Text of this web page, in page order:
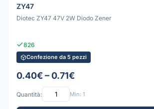
ZY47
Diotec ZY47 47V 2W Diodo Zener
826
Confezione da 5 pezzi
0.40€ – 0.71€
Quantità: Min: 1